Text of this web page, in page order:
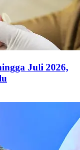
Juli 2026,